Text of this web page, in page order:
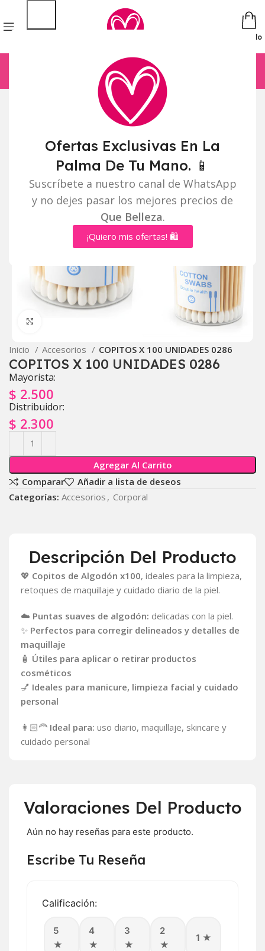
Ofertas Exclusivas En La
Palma De Tu Mano. 📱
Suscríbete a nuestro canal de WhatsApp
y no dejes pasar los mejores precios de
Que Belleza.
¡Quiero mis ofertas! 🛍️
Pedido
Inicio Accesorios COPITOS X 100 UNIDADES 0286
COPITOS X 100 UNIDADES 0286
Mayorista:
$ 2.500
Distribuidor:
$ 2.300
Agregar Al Carrito
Comparar
Añadir a lista de deseos
Categorías: Accesorios , Corporal
Descripción Del Producto
💖 Copitos de Algodón x100, ideales para la limpieza,
retoques de maquillaje y cuidado diario de la piel.
☁️ Puntas suaves de algodón: delicadas con la piel.
✨ Perfectos para corregir delineados y detalles de
maquillaje
🧴 Útiles para aplicar o retirar productos
cosméticos
💅 Ideales para manicure, limpieza facial y cuidado
personal
👩🏻‍🦰 Ideal para: uso diario, maquillaje, skincare y
cuidado personal
Valoraciones Del Producto
Aún no hay reseñas para este producto.
Escribe Tu Reseña
Calificación:
5
★
4
★
3
★
2
★
1 ★